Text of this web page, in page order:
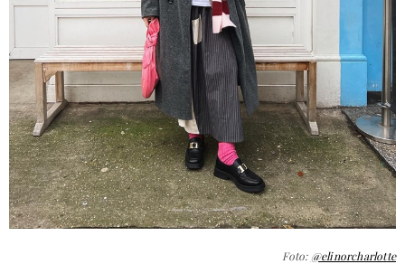
Foto: @elinorcharlotte